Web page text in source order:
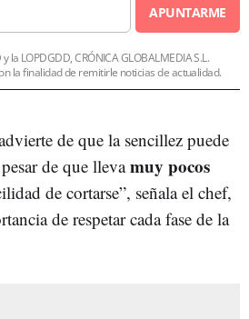
APUNTARME
la LOPDGDD, CRÓNICA GLOBALMEDIA S.L.
la finalidad de remitirle noticias de actualidad.
de que la sencillez puede
de que llevamuy pocos
de cortarse”, señala el chef,
de respetar cada fase de la